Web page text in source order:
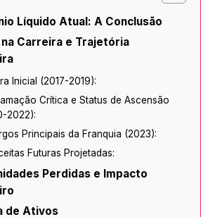
Líquido Atual: A Conclusão
na Carreira e Trajetória
Inicial (2017-2019):
Crítica e Status de Ascensão
2022):
Principais da Franquia (2023):
Futuras Projetadas:
Perdidas e Impacto
de Ativos